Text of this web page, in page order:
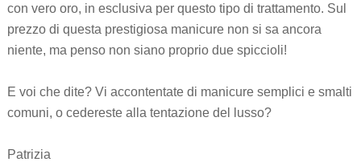
con vero oro, in esclusiva per questo tipo di trattamento. Sul
prezzo di questa prestigiosa manicure non si sa ancora
niente, ma penso non siano proprio due spiccioli!
E voi che dite? Vi accontentate di manicure semplici e smalti
comuni, o cedereste alla tentazione del lusso?
Patrizia